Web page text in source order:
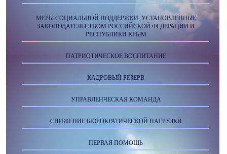
МЕРЫ СОЦИАЛЬНОЙ ПОДДЕРЖКИ, УСТАНОВЛЕННЫЕ
ЗАКОНОДАТЕЛЬСТВОМ РОССИЙСКОЙ ФЕДЕРАЦИИ И
РЕСПУБЛИКИ КРЫМ
ПАТРИОТИЧЕСКОЕ ВОСПИТАНИЕ
КАДРОВЫЙ РЕЗЕРВ
УПРАВЛЕНЧЕСКАЯ КОМАНДА
СНИЖЕНИЕ БЮРОКРАТИЧЕСКОЙ НАГРУЗКИ
ПЕРВАЯ ПОМОЩЬ